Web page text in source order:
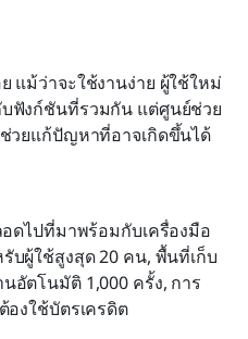
แม้ว่าจะใช้งานง่าย ผู้ใช้ใหม่
บฟังก์ชันที่รวมกัน แต่ศูนย์ช่วย
วยแก้ปัญหาที่อาจเกิดขึ้นได้
ดไปที่มาพร้อมกับเครื่องมือ
บผู้ใช้สูงสุด 20 คน, พื้นที่เก็บ
อัตโนมัติ 1,000 ครั้ง, การ
องใช้บัตรเครดิต